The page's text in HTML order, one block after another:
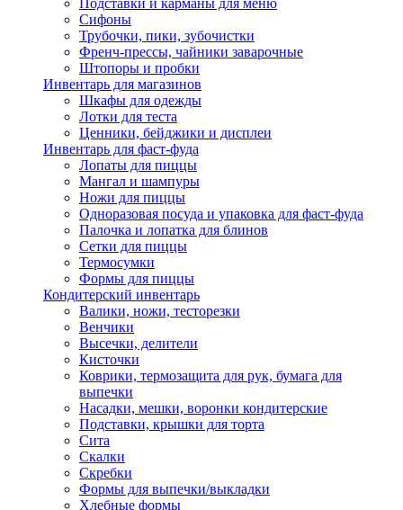
Подставки и карманы для меню
Сифоны
Трубочки, пики, зубочистки
Френч-прессы, чайники заварочные
Штопоры и пробки
Инвентарь для магазинов
Шкафы для одежды
Лотки для теста
Ценники, бейджики и дисплеи
Инвентарь для фаст-фуда
Лопаты для пиццы
Мангал и шампуры
Ножи для пиццы
Одноразовая посуда и упаковка для фаст-фуда
Палочка и лопатка для блинов
Сетки для пиццы
Термосумки
Формы для пиццы
Кондитерский инвентарь
Валики, ножи, тесторезки
Венчики
Высечки, делители
Кисточки
Коврики, термозащита для рук, бумага для
выпечки
Насадки, мешки, воронки кондитерские
Подставки, крышки для торта
Сита
Скалки
Скребки
Формы для выпечки/выкладки
Хлебные формы